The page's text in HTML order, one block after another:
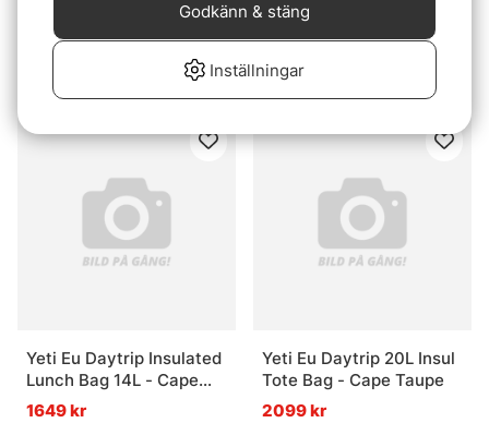
Fishpond River Rat 2.0 -
Eco Yucca
295 kr
Fishpond River Rat 2.0 -
Eco Cutthroat Orange
295 kr
Yeti Eu Daytrip Insulated
Lunch Bag 14L - Cape
Taupe
1649 kr
Yeti Eu Daytrip 20L Insul
Tote Bag - Cape Taupe
2099 kr
Inställningar
Godkänn & stäng